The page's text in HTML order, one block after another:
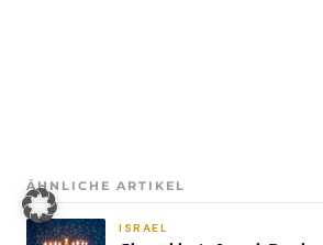
ÄHNLICHE ARTIKEL
ISRAEL